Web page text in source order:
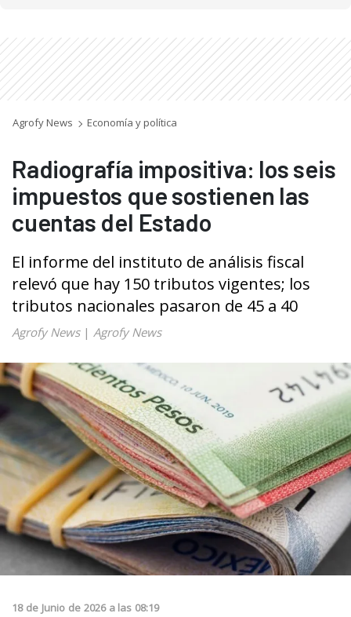
Agrofy News Economía y política
Radiografía impositiva: los seis
impuestos que sostienen las
cuentas del Estado
El informe del instituto de análisis fiscal
relevó que hay 150 tributos vigentes; los
tributos nacionales pasaron de 45 a 40
Agrofy News| Agrofy News
18 de Junio de 2026 a las 08:19